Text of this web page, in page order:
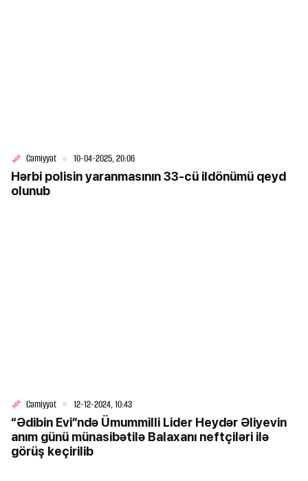
Cəmiyyət 10-04-2025, 20:06
Hərbi polisin yaranmasının 33-cü ildönümü qeyd
olunub
Cəmiyyət 12-12-2024, 10:43
“Ədibin Evi”ndə Ümummilli Lider Heydər Əliyevin
anım günü münasibətilə Balaxanı neftçiləri ilə
görüş keçirilib